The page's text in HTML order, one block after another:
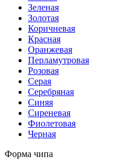
Зеленая
Золотая
Коричневая
Красная
Оранжевая
Перламутровая
Розовая
Серая
Серебряная
Синяя
Сиреневая
Фиолетовая
Черная
Форма чипа